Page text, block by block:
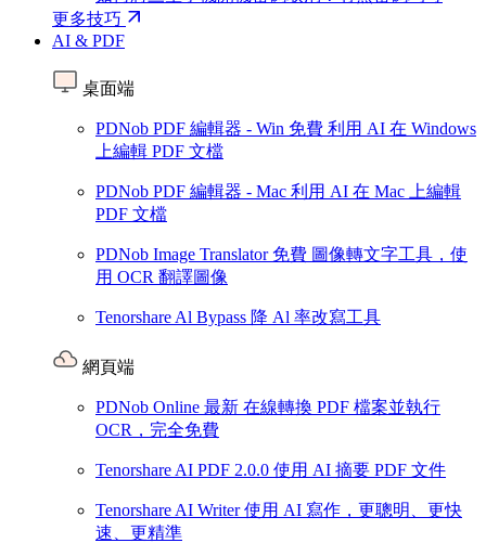
更多技巧
AI & PDF
桌面端
PDNob PDF 編輯器 - Win 免費 利用 AI 在 Windows
上編輯 PDF 文檔
PDNob PDF 編輯器 - Mac 利用 AI 在 Mac 上編輯
PDF 文檔
PDNob Image Translator 免費 圖像轉文字工具，使
用 OCR 翻譯圖像
Tenorshare Al Bypass 降 Al 率改寫工具
網頁端
PDNob Online 最新 在線轉換 PDF 檔案並執行
OCR，完全免費
Tenorshare AI PDF 2.0.0 使用 AI 摘要 PDF 文件
Tenorshare AI Writer 使用 AI 寫作，更聰明、更快
速、更精準